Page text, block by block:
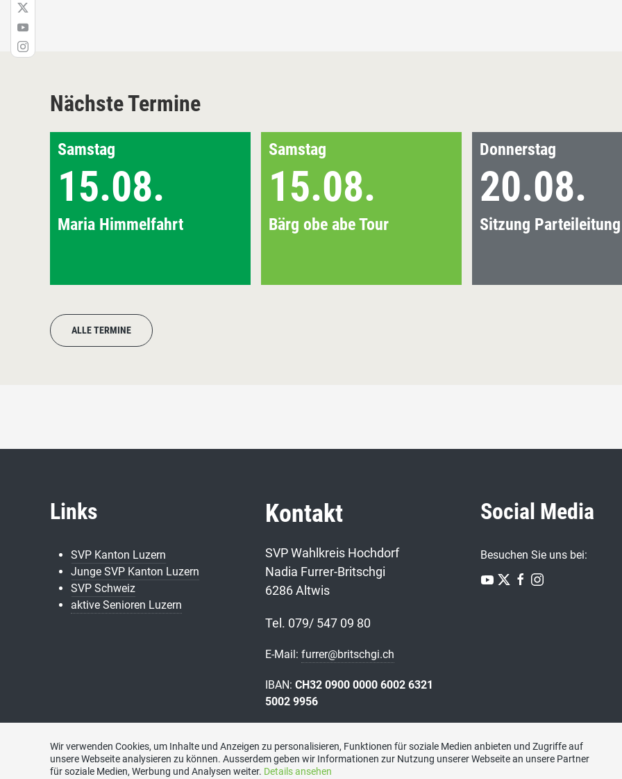
Nächste Termine
Samstag
15.08.
Maria Himmelfahrt
Samstag
15.08.
Bärg obe abe Tour
Donnerstag
20.08.
Sitzung Parteileitung
ALLE TERMINE
Links
SVP Kanton Luzern
Junge SVP Kanton Luzern
SVP Schweiz
aktive Senioren Luzern
Kontakt
SVP Wahlkreis Hochdorf
Nadia Furrer-Britschgi
6286 Altwis
Tel. 079/ 547 09 80
E-Mail: furrer@britschgi.ch
IBAN: CH32 0900 0000 6002 6321
5002 9956
Social Media
Besuchen Sie uns bei:
Wir verwenden Cookies, um Inhalte und Anzeigen zu personalisieren, Funktionen für soziale Medien anbieten und Zugriffe auf
unsere Webseite analysieren zu können. Ausserdem geben wir Informationen zur Nutzung unserer Webseite an unsere Partner
für soziale Medien, Werbung und Analysen weiter. Details ansehen